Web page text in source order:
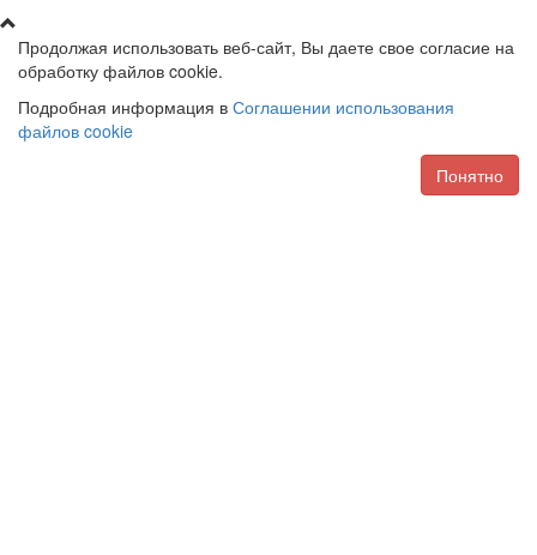
Продолжая использовать веб-сайт, Вы даете свое согласие на
обработку файлов cookie.
Подробная информация в Соглашении использования
файлов cookie
Понятно